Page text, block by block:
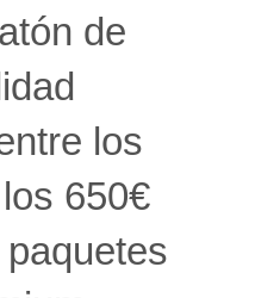
de
los
650€